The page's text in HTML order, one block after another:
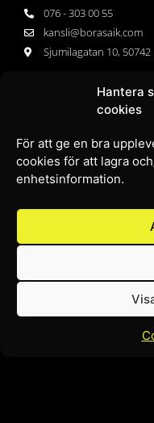
Hantera
cookies
För att ge en bra
cookies för att lagra
enhetsinformation.
076 - 303 00 55
kansli@borasaik.com
Sjumilagatan 10, 50742
Kontakt
Följ oss
Youtube
©